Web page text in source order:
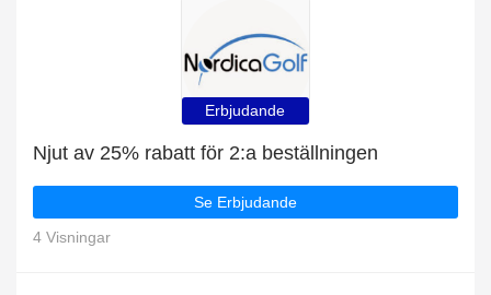
Erbjudande
Njut av 25% rabatt för 2:a beställningen
Se Erbjudande
4 Visningar